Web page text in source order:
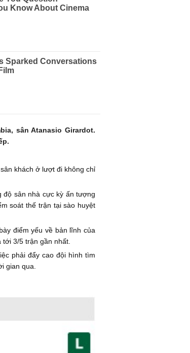
sân Atanasio Girardot.
khách ở lượt đi không chỉ
độ sân nhà cực kỳ ấn tượng
soát thế trận tại sào huyệt
điểm yếu về bản lĩnh của
tới 3/5 trận gần nhất.
phải đẩy cao đội hình tìm
gian qua.